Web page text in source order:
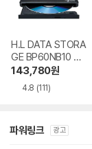
H.L DATA STORA
GE BP60NB10 블
루레이 외장ODD
143,780원
4.8 (111)
파워링크 광고